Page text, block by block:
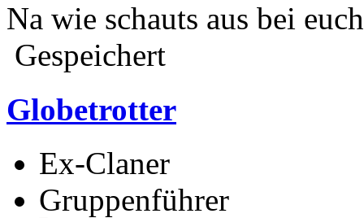
Na wie schauts aus bei
Gespeichert
Globetrotter
Ex-Claner
Gruppenführer